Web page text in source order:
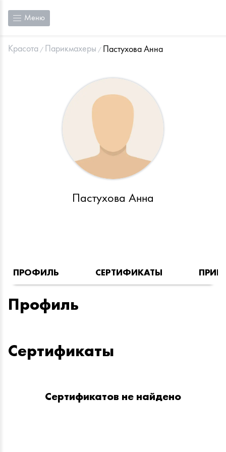
Меню
Красота Парикмахеры Пастухова Анна
Пастухова Анна
ПРОФИЛЬ СЕРТИФИКАТЫ
Профиль
Сертификаты
Сертификатов не найдено